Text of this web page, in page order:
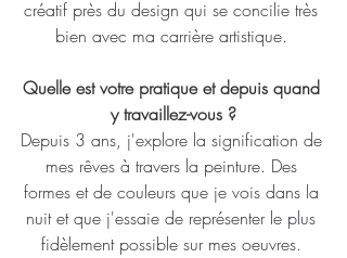
créatif près du design qui se concilie très
bien avec ma carrière artistique.
Quelle est votre pratique et depuis quand
y travaillez-vous ?
Depuis 3 ans, j'explore la signification de
mes rêves à travers la peinture. Des
formes et de couleurs que je vois dans la
nuit et que j'essaie de représenter le plus
fidèlement possible sur mes oeuvres.